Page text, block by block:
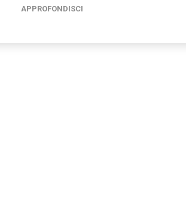
APPROFONDISCI